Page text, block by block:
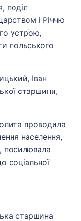
поділ
і Річчю
устрою,
польського
Іван
старшини,
проводила
населення,
посилювала
соціальної
старшина